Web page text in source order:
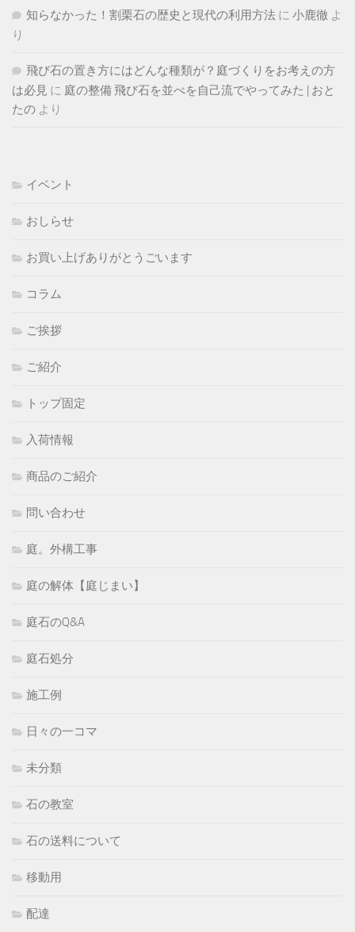
知らなかった！割栗石の歴史と現代の利用方法 に 小鹿徹 よ
り
飛び石の置き方にはどんな種類が？庭づくりをお考えの方
は必見 に 庭の整備 飛び石を並べを自己流でやってみた | おと
たの より
イベント
おしらせ
お買い上げありがとうごいます
コラム
ご挨拶
ご紹介
トップ固定
入荷情報
商品のご紹介
問い合わせ
庭。外構工事
庭の解体【庭じまい】
庭石のQ&A
庭石処分
施工例
日々の一コマ
未分類
石の教室
石の送料について
移動用
配達